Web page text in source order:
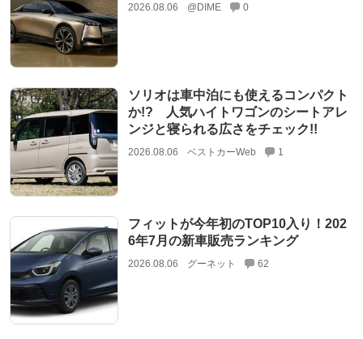
2026.08.06 @DIME 0
ソリオは車中泊にも使えるコンパクト
か!? 人気ハイトワゴンのシートアレ
ンジと寝られる広さをチェック!!
2026.08.06 ベストカーWeb 1
フィットが今年初のTOP10入り！202
6年7月の新車販売ランキング
2026.08.06 グーネット 62